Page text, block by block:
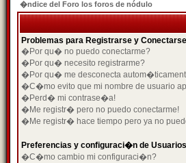
�ndice del Foro los foros de nódulo
Problemas para Registrarse y Conectarse
�Por qu� no puedo conectarme?
�Por qu� necesito registrarme?
�Por qu� me desconecta
�C�mo evito que mi nombre de usuario
�Perd� mi contrase�a!
�Me registr� pero no puedo conectarme!
�Me registr� hace tiempo pero ya no
Preferencias y configuraci�n de Usuarios
�C�mo cambio mi configuraci�n?